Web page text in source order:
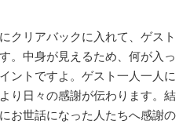
クリアバックに入れて、ゲスト
。中身が見えるため、何が入っ
ントですよ。ゲスト一人一人に
り日々の感謝が伝わります。結
お世話になった人たちへ感謝の